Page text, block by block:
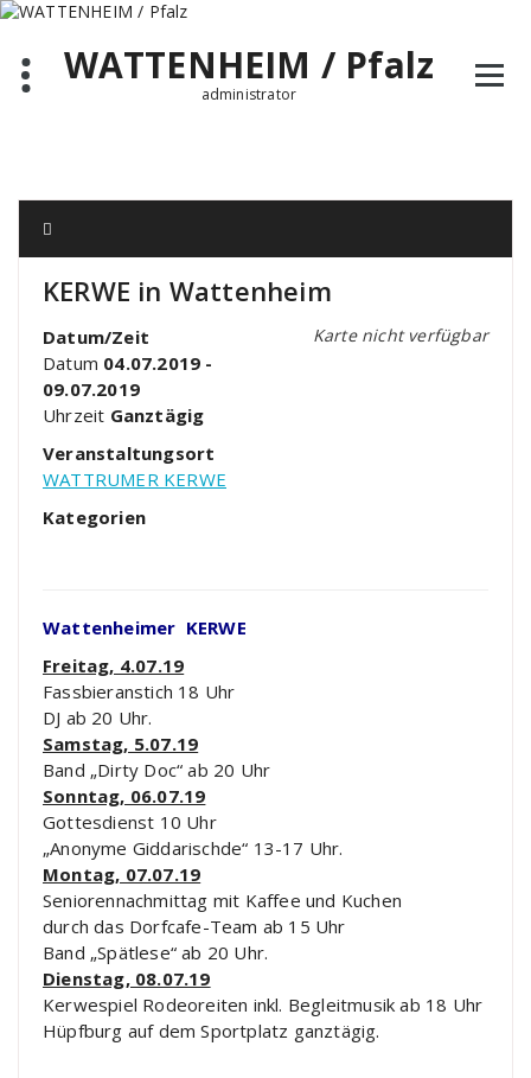
Zum
springenWATTENHEIM / Pfalz
administrator
KERWE in Wattenheim
Karte nicht verfügbar
Datum/Zeit
Datum 04.07.2019 -
09.07.2019
Uhrzeit Ganztägig
Veranstaltungsort
WATTRUMER KERWE
Kategorien
Wattenheimer KERWE
Freitag, 4.07.19
Fassbieranstich 18 Uhr
DJ ab 20 Uhr.
Samstag, 5.07.19
Band „Dirty Doc“ ab 20 Uhr
Sonntag, 06.07.19
Gottesdienst 10 Uhr
„Anonyme Giddarischde“ 13-17 Uhr.
Montag, 07.07.19
Seniorennachmittag mit Kaffee und Kuchen
durch das Dorfcafe-Team ab 15 Uhr
Band „Spätlese“ ab 20 Uhr.
Dienstag, 08.07.19
Kerwespiel Rodeoreiten inkl. Begleitmusik ab 18 Uhr
Hüpfburg auf dem Sportplatz ganztägig.